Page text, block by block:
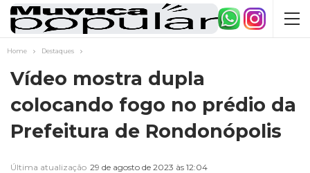
Home Destaques
Vídeo mostra dupla
colocando fogo no prédio da
Prefeitura de Rondonópolis
Última atualização 29 de agosto de 2023 às 12:04